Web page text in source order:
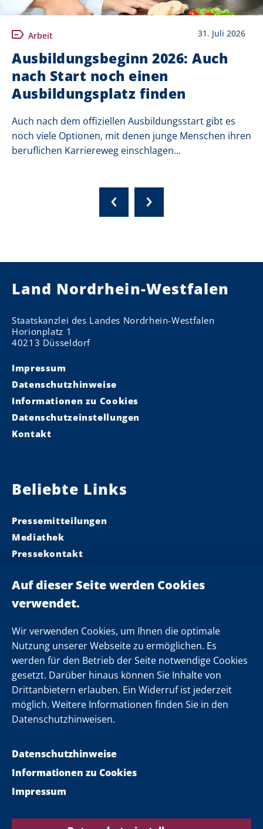
Wir verwenden Cookies, um Ihnen die optimale
Nutzung unserer Webseite zu ermöglichen. Es
werden für den Betrieb der Seite notwendige Cookies
gesetzt. Darüber hinaus können Sie Inhalte von
Drittanbietern erlauben. Ein Widerruf ist jederzeit
möglich. Weitere Informationen finden Sie in den
Datenschutzhinweisen.
Datenschutzhinweise
Impressum
Informationen zu Cookies
Arbeit 31. Juli 2026
Ausbildungsbeginn 2026: Auch
nach Start noch einen
Ausbildungsplatz finden
Auch nach dem offiziellen Ausbildungsstart gibt es
noch viele Optionen, mit denen junge Menschen ihren
beruflichen Karriereweg einschlagen...
Land Nordrhein-Westfalen
Staatskanzlei des Landes Nordrhein-Westfalen
Horionplatz 1
40213 Düsseldorf
Impressum
Datenschutzhinweise
Informationen zu Cookies
Datenschutzeinstellungen
Kontakt
Beliebte Links
Pressemitteilungen
Mediathek
Pressekontakt
Landeskabinett
Einsamkeit
Folgen Sie uns